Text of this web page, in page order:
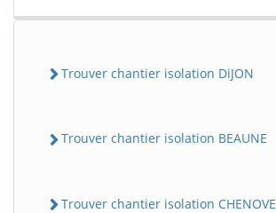
Trouver chantier isolation DiJON
Trouver chantier isolation BEAUNE
Trouver chantier isolation CHENOVE